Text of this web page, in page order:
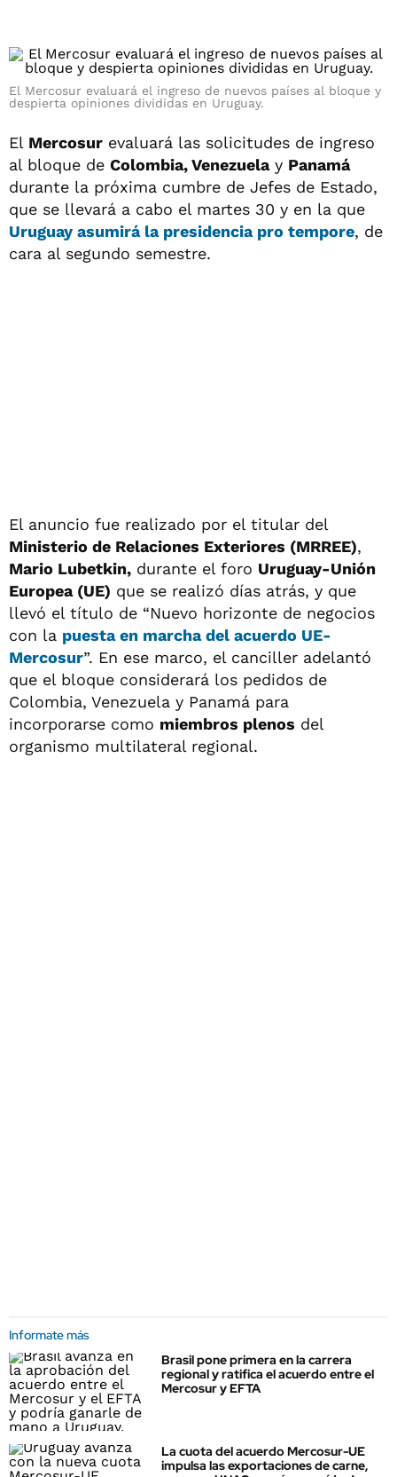
El Mercosur evaluará el ingreso de nuevos países al bloque y
despierta opiniones divididas en Uruguay.
El Mercosur evaluará las solicitudes de ingreso
al bloque de Colombia, Venezuelay Panamá
durante la próxima cumbre de Jefes de Estado,
que se llevará a cabo el martes 30 y en la que
Uruguay asumirá la presidencia pro tempore, de
cara al segundo semestre.
El anuncio fue realizado por el titular del
Ministerio de Relaciones Exteriores (MRREE),
Mario Lubetkin, durante el foro Uruguay-Unión
Europea (UE) que se realizó días atrás, y que
llevó el título de “Nuevo horizonte de negocios
con la puesta en marcha del acuerdo UE-
Mercosur”. En ese marco, el canciller adelantó
que el bloque considerará los pedidos de
Colombia, Venezuela y Panamá para
incorporarse como miembros plenos del
organismo multilateral regional.
Informate más
Brasil pone primera en la carrera
regional y ratifica el acuerdo entre el
Mercosur y EFTA
La cuota del acuerdo Mercosur-UE
impulsa las exportaciones de carne,